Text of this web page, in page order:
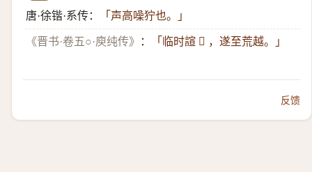
唐·徐锴·系传：
「声高噪狞也。」
《晋书·卷五○·庾纯传》 ： 「临时諠 𫍢 ，遂至荒越。」
反馈